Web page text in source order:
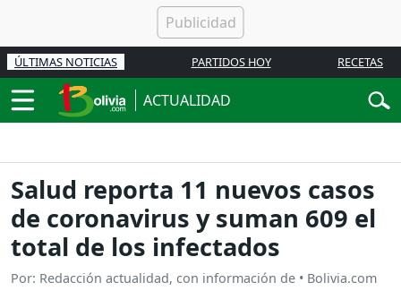
ÚLTIMAS NOTICIAS PARTIDOS HOY RECETAS
ACTUALIDAD
Salud reporta 11 nuevos casos
de coronavirus y suman 609 el
total de los infectados
Por: Redacción actualidad, con información de • Bolivia.com